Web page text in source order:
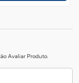
Avaliar Produto.